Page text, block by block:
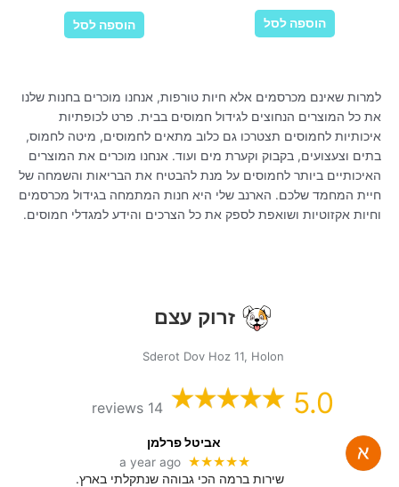
הוספה לסל הוספה לסל
למרות שאינם מכרסמים אלא חיות טורפות, אנחנו מוכרים בחנות שלנו
את כל המוצרים הנחוצים לגידול חמוסים בבית. פרט לכופתיות
איכותיות לחמוסים תצטרכו גם כלוב מתאים לחמוסים, מיטה לחמוס,
בתים וצעצועים, בקבוק וקערת מים ועוד. אנחנו מוכרים את המוצרים
האיכותיים ביותר לחמוסים על מנת להבטיח את הבריאות והשמחה של
חיית המחמד שלכם. הארנב שלי היא חנות המתמחה בגידול מכרסמים
וחיות אקזוטיות ושואפת לספק את כל הצרכים והידע למגדלי חמוסים.
זרוק עצם
Sderot Dov Hoz 11, Holon
5.0
14 reviews
אביטל פרלמן
★★★★★
a year ago
שירות ברמה הכי גבוהה שנתקלתי בארץ.